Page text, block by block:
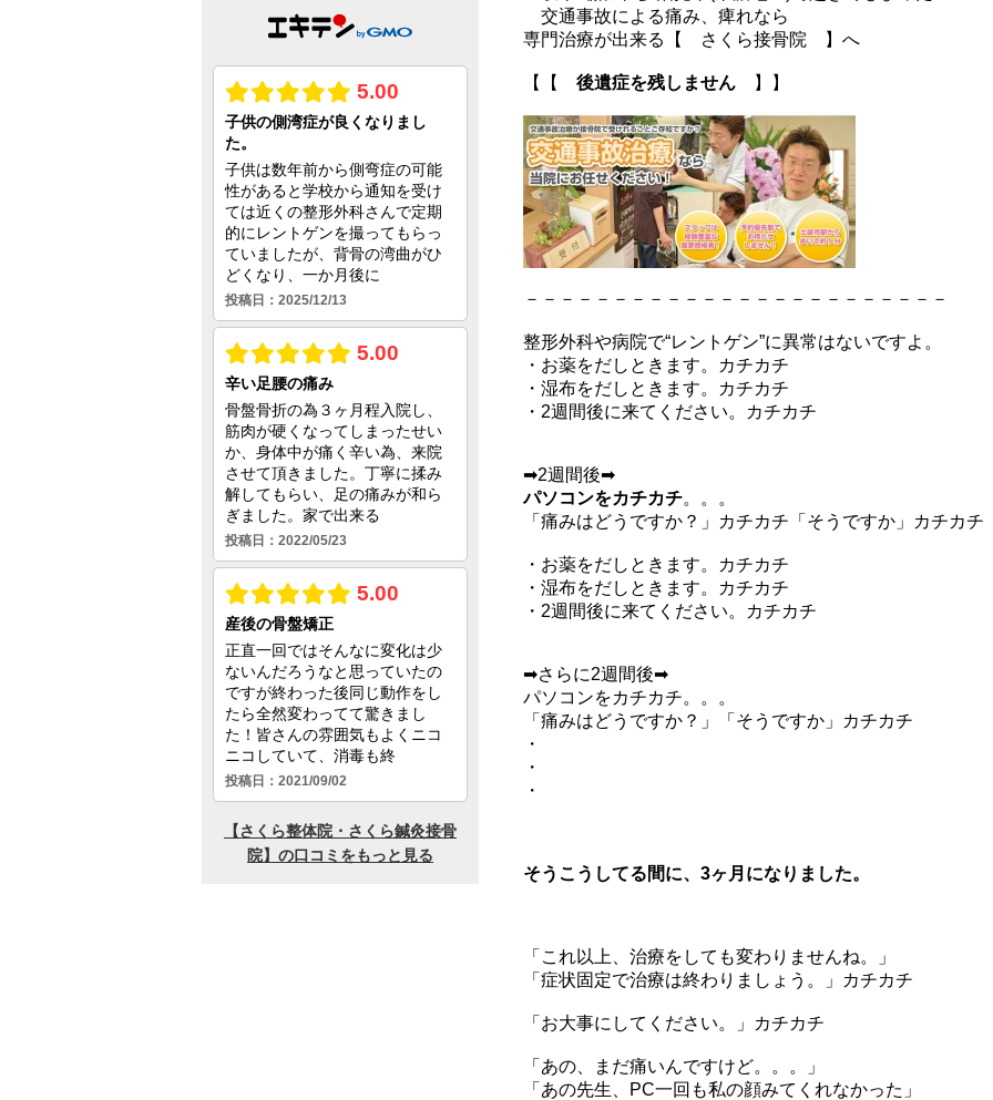
交通事故による痛み、痺れなら
専門治療が出来る【 さくら接骨院 】へ
【【 後遺症を残しません 】】
－－－－－－－－－－－－－－－－－－－－－－－－
整形外科や病院で“レントゲン”に異常はないですよ。
・お薬をだしときます。カチカチ
・湿布をだしときます。カチカチ
・2週間後に来てください。カチカチ
➡2週間後➡
パソコンをカチカチ。。。
「痛みはどうですか？」カチカチ「そうですか」カチカチ
・お薬をだしときます。カチカチ
・湿布をだしときます。カチカチ
・2週間後に来てください。カチカチ
➡さらに2週間後➡
パソコンをカチカチ。。。
「痛みはどうですか？」「そうですか」カチカチ
・
・
・
そうこうしてる間に、3ヶ月になりました。
「これ以上、治療をしても変わりませんね。」
「症状固定で治療は終わりましょう。」カチカチ
「お大事にしてください。」カチカチ
「あの、まだ痛いんですけど。。。」
「あの先生、PC一回も私の顔みてくれなかった」